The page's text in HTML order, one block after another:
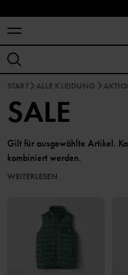
START ALLE KLEIDUNG
SALE
Gilt für ausgewählte Artikel.
kombiniert werden.
WEITERLESEN